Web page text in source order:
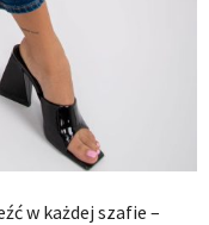
w każdej szafie –